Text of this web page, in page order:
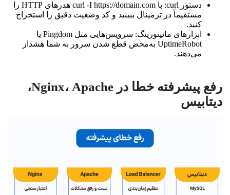
دستور curl: با curl -I https://domain.com هدرهای HTTP را
مستقیماً در ترمینال ببینید و کد وضعیت دقیق را استخراج
کنید.
ابزارهای مانیتورینگ: سرویس‌هایی مثل Pingdom یا
UptimeRobot به‌محض قطع شدن سرور به شما هشدار
می‌دهند.
رفع پیشرفته خطا در Nginx، Apache،
دیتابیس